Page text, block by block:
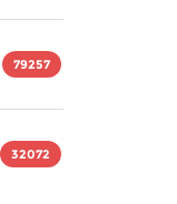
79257
32072